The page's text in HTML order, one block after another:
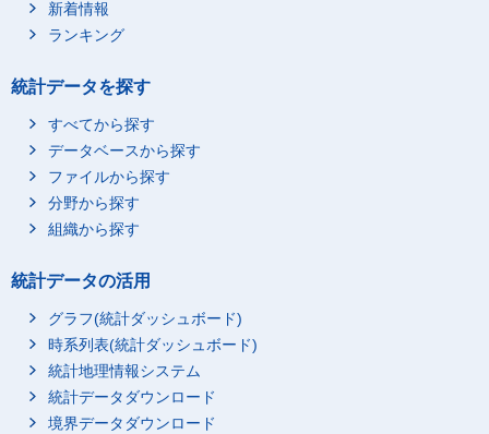
新着情報
ランキング
統計データを探す
すべてから探す
データベースから探す
ファイルから探す
分野から探す
組織から探す
統計データの活用
グラフ(統計ダッシュボード)
時系列表(統計ダッシュボード)
統計地理情報システム
統計データダウンロード
境界データダウンロード